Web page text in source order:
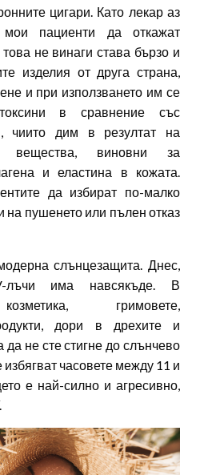
цигари. Като лекар аз
мои пациенти да откажат
не винаги става бързо и
изделия от друга страна,
и при използването им се
в сравнение със
чиито дим в резултат на
вещества, виновни за
и еластина в кожата.
да избират по-малко
на пушенето или пълен отказ
слънцезащита. Днес,
лъчи има навсякъде. В
гримовете,
дори в дрехите и
не сте стигне до слънчево
избягват часовете между 11 и
е най-силно и агресивно,